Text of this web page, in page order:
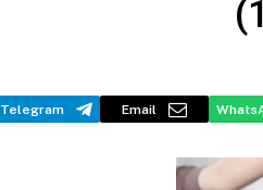
Email
Telegram